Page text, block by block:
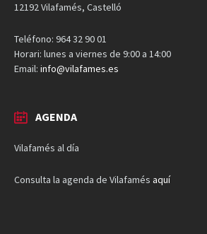
12192 Vilafamés, Castelló
Teléfono: 964 32 90 01
Horari: lunes a viernes de 9:00 a 14:00
Email: info@vilafames.es
AGENDA
Vilafamés al día
Consulta la agenda de Vilafamés aquí